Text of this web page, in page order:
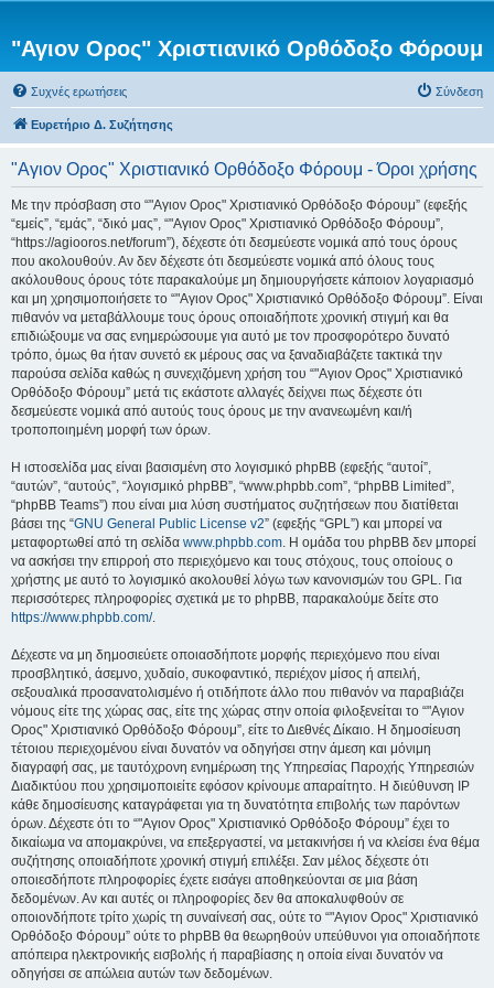
"Αγιον Ορος" Χριστιανικό Ορθόδοξο Φόρουμ
Συχνές ερωτήσεις Σύνδεση
Ευρετήριο Δ. Συζήτησης
"Αγιον Ορος" Χριστιανικό Ορθόδοξο Φόρουμ - Όροι χρήσης
Με την πρόσβαση στο “"Αγιον Ορος" Χριστιανικό Ορθόδοξο Φόρουμ” (εφεξής
“εμείς”, “εμάς”, “δικό μας”, “"Αγιον Ορος" Χριστιανικό Ορθόδοξο Φόρουμ”,
“https://agiooros.net/forum”), δέχεστε ότι δεσμεύεστε νομικά από τους όρους
που ακολουθούν. Αν δεν δέχεστε ότι δεσμεύεστε νομικά από όλους τους
ακόλουθους όρους τότε παρακαλούμε μη δημιουργήσετε κάποιον λογαριασμό
και μη χρησιμοποιήσετε το “"Αγιον Ορος" Χριστιανικό Ορθόδοξο Φόρουμ”. Είναι
πιθανόν να μεταβάλλουμε τους όρους οποιαδήποτε χρονική στιγμή και θα
επιδιώξουμε να σας ενημερώσουμε για αυτό με τον προσφορότερο δυνατό
τρόπο, όμως θα ήταν συνετό εκ μέρους σας να ξαναδιαβάζετε τακτικά την
παρούσα σελίδα καθώς η συνεχιζόμενη χρήση του “"Αγιον Ορος" Χριστιανικό
Ορθόδοξο Φόρουμ” μετά τις εκάστοτε αλλαγές δείχνει πως δέχεστε ότι
δεσμεύεστε νομικά από αυτούς τους όρους με την ανανεωμένη και/ή
τροποποιημένη μορφή των όρων.
Η ιστοσελίδα μας είναι βασισμένη στο λογισμικό phpBB (εφεξής “αυτοί”,
“αυτών”, “αυτούς”, “λογισμικό phpBB”, “www.phpbb.com”, “phpBB Limited”,
“phpBB Teams”) που είναι μια λύση συστήματος συζητήσεων που διατίθεται
βάσει της “GNU General Public License v2” (εφεξής “GPL”) και μπορεί να
μεταφορτωθεί από τη σελίδα www.phpbb.com. Η ομάδα του phpBB δεν μπορεί
να ασκήσει την επιρροή στο περιεχόμενο και τους στόχους, τους οποίους ο
χρήστης με αυτό το λογισμικό ακολουθεί λόγω των κανονισμών του GPL. Για
περισσότερες πληροφορίες σχετικά με το phpBB, παρακαλούμε δείτε στο
https://www.phpbb.com/.
Δέχεστε να μη δημοσιεύετε οποιασδήποτε μορφής περιεχόμενο που είναι
προσβλητικό, άσεμνο, χυδαίο, συκοφαντικό, περιέχον μίσος ή απειλή,
σεξουαλικά προσανατολισμένο ή οτιδήποτε άλλο που πιθανόν να παραβιάζει
νόμους είτε της χώρας σας, είτε της χώρας στην οποία φιλοξενείται το “"Αγιον
Ορος" Χριστιανικό Ορθόδοξο Φόρουμ”, είτε το Διεθνές Δίκαιο. Η δημοσίευση
τέτοιου περιεχομένου είναι δυνατόν να οδηγήσει στην άμεση και μόνιμη
διαγραφή σας, με ταυτόχρονη ενημέρωση της Υπηρεσίας Παροχής Υπηρεσιών
Διαδικτύου που χρησιμοποιείτε εφόσον κρίνουμε απαραίτητο. Η διεύθυνση IP
κάθε δημοσίευσης καταγράφεται για τη δυνατότητα επιβολής των παρόντων
όρων. Δέχεστε ότι το “"Αγιον Ορος" Χριστιανικό Ορθόδοξο Φόρουμ” έχει το
δικαίωμα να απομακρύνει, να επεξεργαστεί, να μετακινήσει ή να κλείσει ένα θέμα
συζήτησης οποιαδήποτε χρονική στιγμή επιλέξει. Σαν μέλος δέχεστε ότι
οποιεσδήποτε πληροφορίες έχετε εισάγει αποθηκεύονται σε μια βάση
δεδομένων. Αν και αυτές οι πληροφορίες δεν θα αποκαλυφθούν σε
οποιονδήποτε τρίτο χωρίς τη συναίνεσή σας, ούτε το “"Αγιον Ορος" Χριστιανικό
Ορθόδοξο Φόρουμ” ούτε το phpBB θα θεωρηθούν υπεύθυνοι για οποιαδήποτε
απόπειρα ηλεκτρονικής εισβολής ή παραβίασης η οποία είναι δυνατόν να
οδηγήσει σε απώλεια αυτών των δεδομένων.